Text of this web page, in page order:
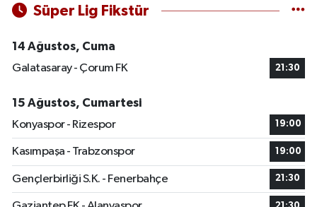
Süper Lig Fikstür
14 Ağustos, Cuma
Galatasaray - Çorum FK
21:30
15 Ağustos, Cumartesi
Konyaspor - Rizespor
19:00
Kasımpaşa - Trabzonspor 19:00
Gençlerbirliği S.K. - Fenerbahçe 21:30